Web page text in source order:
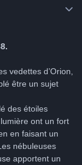
vedettes d’Orion,
être un sujet
des étoiles
ont un fort
en faisant un
nébuleuses
apportent un